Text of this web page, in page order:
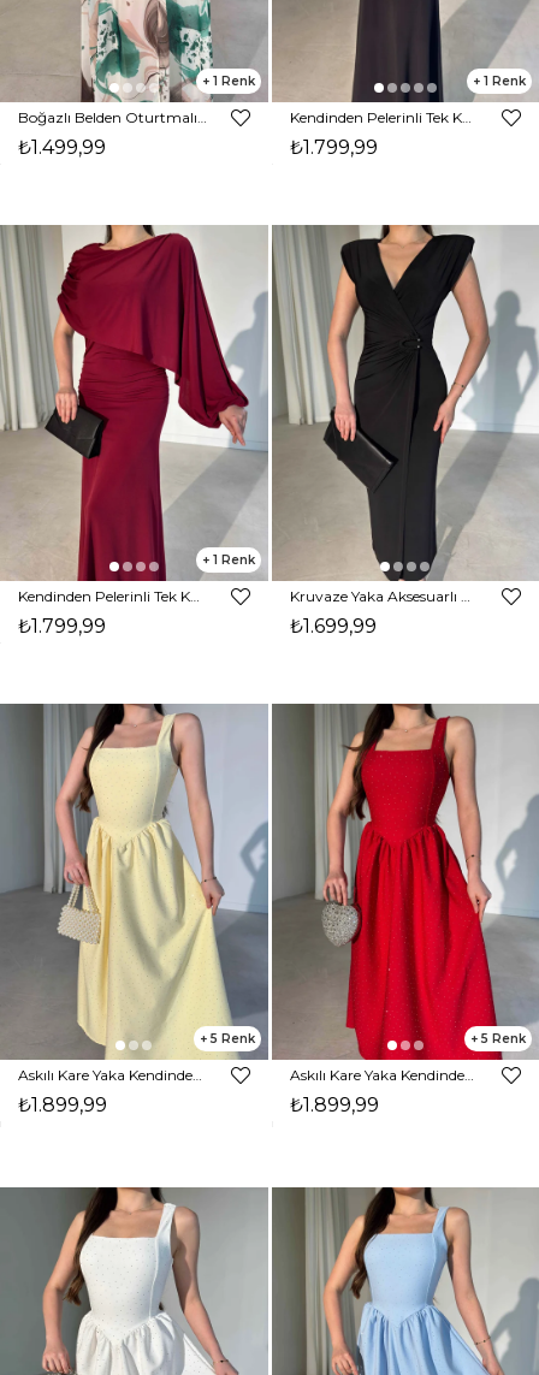
1
₺1.499,99
1
Kendinden Pelerinli Tek Kol Yırtmaç Detaylı Siyah Maxi Owen Kadın Elbise 26Y323
₺1.799,99
1
₺1.799,99 ₺1.699,99
5
₺1.899,99
5
Askılı Kare Yaka Kendinden Kuşaklı Taşlı Kırmızı Aden Kadın Elbise 26Y316
₺1.899,99